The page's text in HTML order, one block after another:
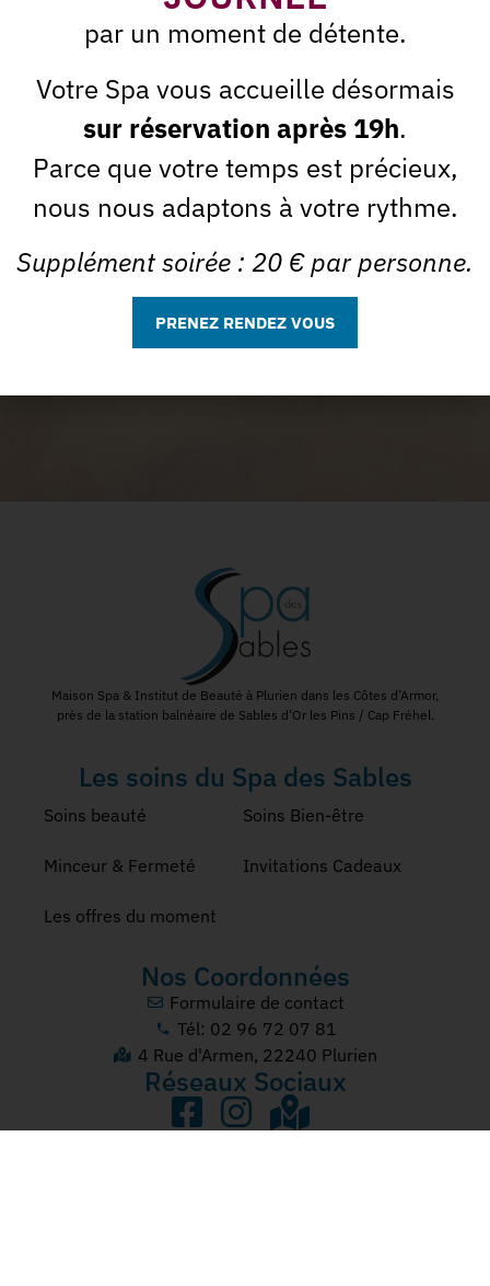
Newsletter
J'accepte que la Spa des Sables utilise mon e-mail à des
Je m'abonne *
Maison Spa & Institut de Beauté à Plurien dans les Côtes d’Armor,
près de la station balnéaire de Sables d’Or les Pins / Cap Fréhel.
Les soins du Spa des Sables
Soins beauté Soins Bien-être
Minceur & Fermeté Invitations Cadeaux
Les offres du moment
Nos Coordonnées
Formulaire de contact
Tél: 02 96 72 07 81
4 Rue d'Armen, 22240 Plurien
Réseaux Sociaux
par un moment de détente.
Votre Spa vous accueille désormais
sur réservation après 19h.
Parce que votre temps est précieux,
nous nous adaptons à votre rythme.
Supplément soirée : 20 € par personne.
PRENEZ RENDEZ VOUS